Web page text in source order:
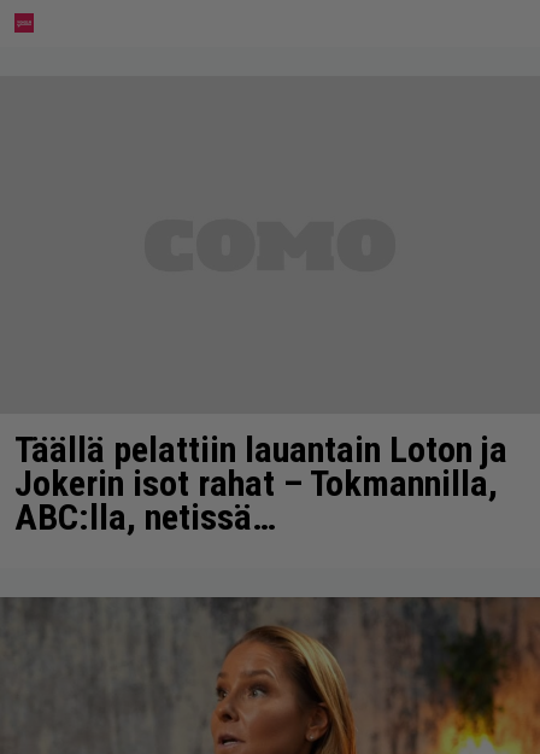
Täällä pelattiin lauantain Loton ja
Jokerin isot rahat – Tokmannilla,
ABC:lla, netissä…